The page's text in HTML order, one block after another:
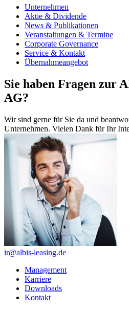
Unternehmen
Aktie & Dividende
News & Publikationen
Veranstaltungen & Termine
Corporate Governance
Service & Kontakt
Übernahmeangebot
Sie haben Fragen zur
AG?
Wir sind gerne für Sie da und
Unternehmen. Vielen Dank für Ihr
ir@albis-leasing.de
Management
Karriere
Downloads
Kontakt